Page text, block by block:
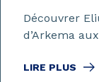
Découvrer
d’Arkema
LIRE PLUS